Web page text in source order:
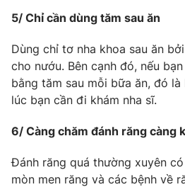
VTV Money VTV
VTV Sức khoẻ Bất
Thị trường 24h Tấm
VTV4
VTV9 VTV8
5/ Chỉ cần dùng tăm sau ăn
Dùng chỉ tơ nha khoa sau ăn
cho nướu. Bên cạnh đó, nếu
bằng tăm sau mỗi bữa ăn, đó
lúc bạn cần đi khám nha sĩ.
6/ Càng chăm đánh răng càng
Đánh răng quá thường xuyên
mòn men răng và các bệnh về